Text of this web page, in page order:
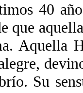
40
que
Aquella
Su